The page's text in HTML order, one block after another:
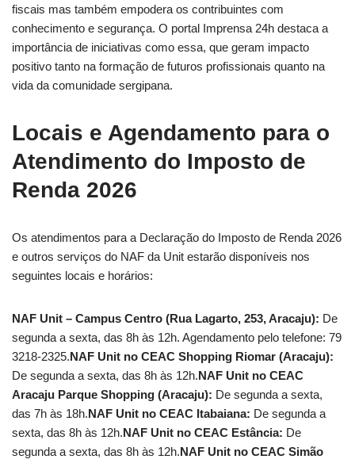
fiscais mas também empodera os contribuintes com
conhecimento e segurança. O portal Imprensa 24h destaca a
importância de iniciativas como essa, que geram impacto
positivo tanto na formação de futuros profissionais quanto na
vida da comunidade sergipana.
Locais e Agendamento para o
Atendimento do Imposto de
Renda 2026
Os atendimentos para a Declaração do Imposto de Renda 2026
e outros serviços do NAF da Unit estarão disponíveis nos
seguintes locais e horários:
NAF Unit – Campus Centro (Rua Lagarto, 253, Aracaju): De
segunda a sexta, das 8h às 12h. Agendamento pelo telefone: 79
3218-2325.NAF Unit no CEAC Shopping Riomar (Aracaju):
De segunda a sexta, das 8h às 12h.NAF Unit no CEAC
Aracaju Parque Shopping (Aracaju): De segunda a sexta,
das 7h às 18h.NAF Unit no CEAC Itabaiana: De segunda a
sexta, das 8h às 12h.NAF Unit no CEAC Estância: De
segunda a sexta, das 8h às 12h.NAF Unit no CEAC Simão